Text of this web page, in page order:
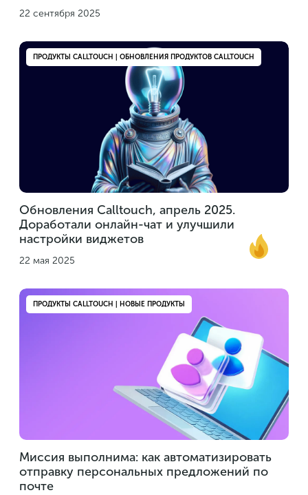
22 сентября 2025
ПРОДУКТЫ CALLTOUCH | ОБНОВЛЕНИЯ ПРОДУКТОВ CALLTOUCH
Обновления Calltouch, апрель 2025.
Доработали онлайн-чат и улучшили
настройки виджетов
22 мая 2025
ПРОДУКТЫ CALLTOUCH | НОВЫЕ ПРОДУКТЫ
Миссия выполнима: как автоматизировать
отправку персональных предложений по
почте